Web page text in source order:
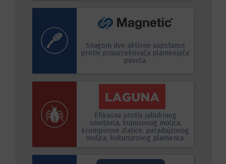
Snagom dve aktivne supstance
protiv prouzrokovača plamenjače
povrća.
Efikasna protiv jabukinog
smotavca, kupusovog moljca,
krompirove zlatice, paradajzovog
moljca, kukuruzovog plamenca.